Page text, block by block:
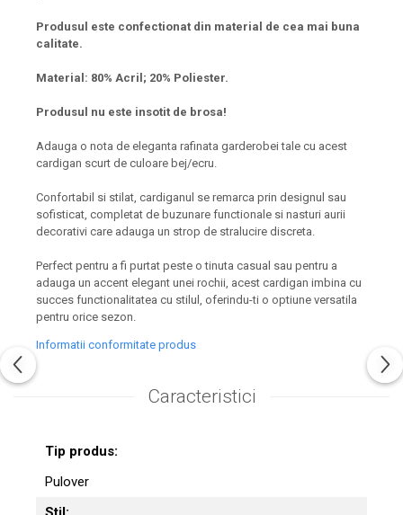
Produsul este confectionat din material de cea mai buna
calitate.
Material: 80% Acril; 20% Poliester.
Produsul nu este insotit de brosa!
Adauga o nota de eleganta rafinata garderobei tale cu acest
cardigan scurt de culoare bej/ecru.
Confortabil si stilat, cardiganul se remarca prin designul sau
sofisticat, completat de buzunare functionale si nasturi aurii
decorativi care adauga un strop de stralucire discreta.
Perfect pentru a fi purtat peste o tinuta casual sau pentru a
adauga un accent elegant unei rochii, acest cardigan imbina cu
succes functionalitatea cu stilul, oferindu-ti o optiune versatila
pentru orice sezon.
Informatii conformitate produs
Caracteristici
Tip produs:
Pulover